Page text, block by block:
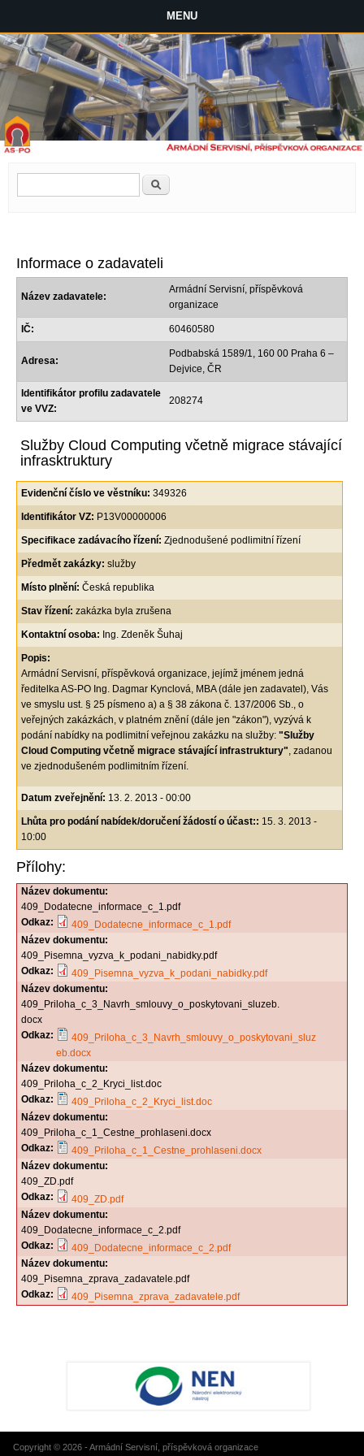
MENU
Informace o zadavateli
Název zadavatele:
Armádní Servisní, příspěvková
organizace
IČ: 60460580
Adresa:
Podbabská 1589/1, 160 00 Praha 6 –
Dejvice, ČR
Identifikátor profilu zadavatele
ve VVZ:
208274
Služby Cloud Computing včetně migrace stávající
infrasktruktury
Evidenční číslo ve věstníku: 349326
Identifikátor VZ: P13V00000006
Specifikace zadávacího řízení: Zjednodušené podlimitní řízení
Předmět zakázky: služby
Místo plnění: Česká republika
Stav řízení: zakázka byla zrušena
Kontaktní osoba: Ing. Zdeněk Šuhaj
Popis:
Armádní Servisní, příspěvková organizace, jejímž jménem jedná
ředitelka AS-PO Ing. Dagmar Kynclová, MBA (dále jen zadavatel), Vás
ve smyslu ust. § 25 písmeno a) a § 38 zákona č. 137/2006 Sb., o
veřejných zakázkách, v platném znění (dále jen "zákon"), vyzývá k
podání nabídky na podlimitní veřejnou zakázku na služby: "Služby
Cloud Computing včetně migrace stávající infrastruktury", zadanou
ve zjednodušeném podlimitním řízení.
Datum zveřejnění: 13. 2. 2013 - 00:00
Lhůta pro podání nabídek/doručení žádostí o účast:: 15. 3. 2013 -
10:00
Přílohy:
Název dokumentu:
409_Dodatecne_informace_c_1.pdf
Odkaz:
409_Dodatecne_informace_c_1.pdf
Název dokumentu:
409_Pisemna_vyzva_k_podani_nabidky.pdf
Odkaz:
409_Pisemna_vyzva_k_podani_nabidky.pdf
Název dokumentu:
409_Priloha_c_3_Navrh_smlouvy_o_poskytovani_sluzeb.
docx
Odkaz:
409_Priloha_c_3_Navrh_smlouvy_o_poskytovani_sluz
eb.docx
Název dokumentu:
409_Priloha_c_2_Kryci_list.doc
Odkaz:
409_Priloha_c_2_Kryci_list.doc
Název dokumentu:
409_Priloha_c_1_Cestne_prohlaseni.docx
Odkaz:
409_Priloha_c_1_Cestne_prohlaseni.docx
Název dokumentu:
409_ZD.pdf
Odkaz:
409_ZD.pdf
Název dokumentu:
409_Dodatecne_informace_c_2.pdf
Odkaz:
409_Dodatecne_informace_c_2.pdf
Název dokumentu:
409_Pisemna_zprava_zadavatele.pdf
Odkaz:
409_Pisemna_zprava_zadavatele.pdf
Copyright © 2026 - Armádní Servisní, příspěvková organizace